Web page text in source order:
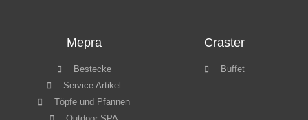
Mepra
Bestecke
Service Artikel
Töpfe und Pfannen
Craster
Buffet